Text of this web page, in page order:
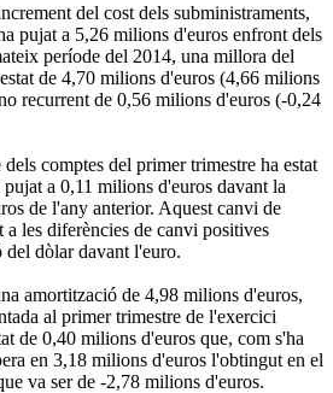
del cost dels subministraments,
pujat a 5,26 milions d'euros enfront dels
període del 2014, una millora del
de 4,70 milions d'euros (4,66 milions
recurrent de 0,56 milions d'euros (-0,24
comptes del primer trimestre ha estat
a 0,11 milions d'euros davant la
de l'any anterior. Aquest canvi de
a les diferències de canvi positives
del dòlar davant l'euro.
amortització de 4,98 milions d'euros,
al primer trimestre de l'exercici
de 0,40 milions d'euros que, com s'ha
en 3,18 milions d'euros l'obtingut en el
va ser de -2,78 milions d'euros.